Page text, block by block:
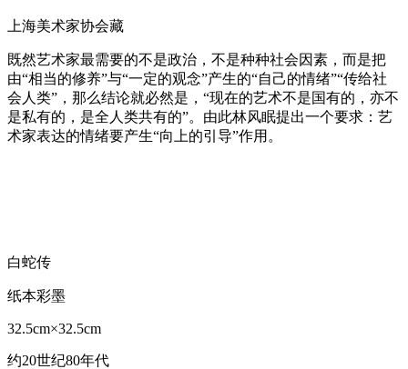
上海美术家协会藏
既然艺术家最需要的不是政治，不是种种社会因素，而是把
由“相当的修养”与“一定的观念”产生的“自己的情绪”“传给社
会人类”，那么结论就必然是，“现在的艺术不是国有的，亦不
是私有的，是全人类共有的”。由此林风眠提出一个要求：艺
术家表达的情绪要产生“向上的引导”作用。
白蛇传
纸本彩墨
32.5cm×32.5cm
约20世纪80年代